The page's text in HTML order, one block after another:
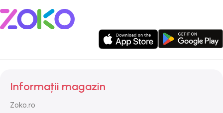
Informații magazin
Zoko.ro